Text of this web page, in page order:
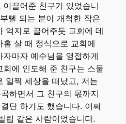
이끌어준 친구가 있었습니
뻘 되는 분이 개척한 작은
억지로 끌어주듯 교회에 데
살 때 정식으로 교회에
마자 예수님을 영접하게
회에 인도해 준 친구는 스물
일찍 세상을 떠났고, 저는
하면서 그 친구의 몫까지
단 하기도 했습니다. 어쩌
립 같은 사람이었습니다.